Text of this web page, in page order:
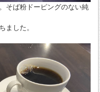
そば粉ドーピングのない純
ました。